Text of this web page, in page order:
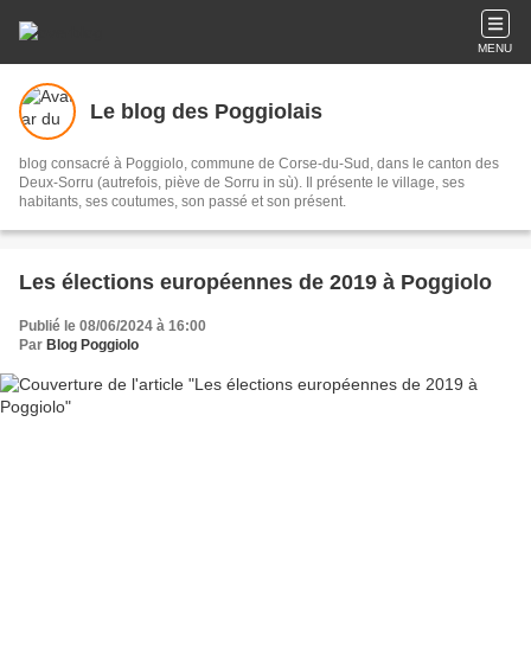
MENU
Le blog des Poggiolais
blog consacré à Poggiolo, commune de Corse-du-Sud, dans le canton des
Deux-Sorru (autrefois, piève de Sorru in sù). Il présente le village, ses
habitants, ses coutumes, son passé et son présent.
Les élections européennes de 2019 à Poggiolo
Publié le 08/06/2024 à 16:00
Par Blog Poggiolo